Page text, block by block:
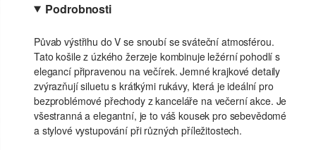
Podrobnosti
Půvab výstřihu do V se snoubí se sváteční atmosférou.
Tato košile z úzkého žerzeje kombinuje ležérní pohodlí s
elegancí připravenou na večírek. Jemné krajkové detaily
zvýrazňují siluetu s krátkými rukávy, která je ideální pro
bezproblémové přechody z kanceláře na večerní akce. Je
všestranná a elegantní, je to váš kousek pro sebevědomé
a stylové vystupování při různých příležitostech.